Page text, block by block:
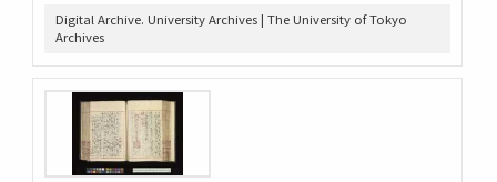
Digital Archive. University Archives | The University of Tokyo
Archives